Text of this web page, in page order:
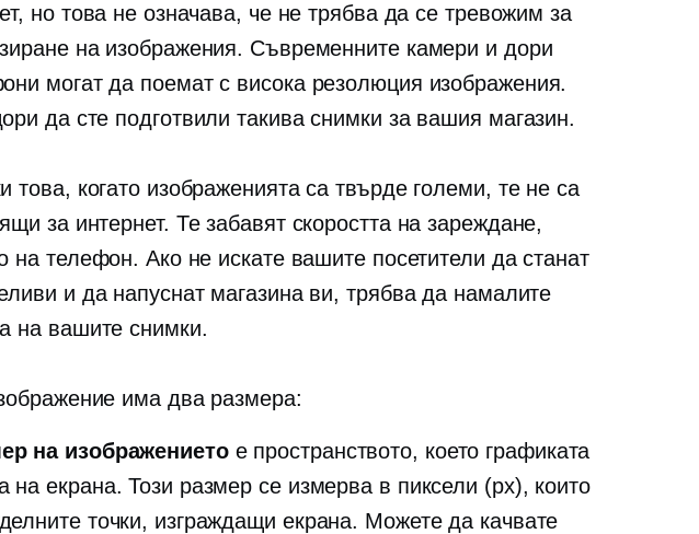
но това не означава, че не трябва да се тревожим за
на изображения. Съвременните камери и дори
могат да поематс висока резолюция изображения.
да сте подготвили такива снимки за вашия магазин.
това, когато изображенията са твърде големи, те не са
за интернет. Те забавят скоростта на зареждане,
на телефон. Ако не искате вашите посетители да станат
и да напуснат магазина ви, трябва да намалите
на вашите снимки.
има два размера:
на изображениетое пространството, което графиката
на екрана. Този размер се измерва в пиксели (px), които
точки, изграждащи екрана. Можете да качвате